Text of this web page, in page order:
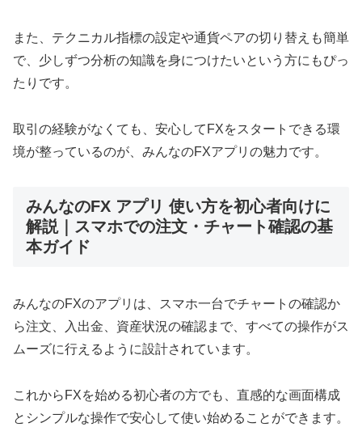
また、テクニカル指標の設定や通貨ペアの切り替えも簡単
で、少しずつ分析の知識を身につけたいという方にもぴっ
たりです。
取引の経験がなくても、安心してFXをスタートできる環
境が整っているのが、みんなのFXアプリの魅力です。
みんなのFX アプリ 使い方を初心者向けに
解説｜スマホでの注文・チャート確認の基
本ガイド
みんなのFXのアプリは、スマホ一台でチャートの確認か
ら注文、入出金、資産状況の確認まで、すべての操作がス
ムーズに行えるように設計されています。
これからFXを始める初心者の方でも、直感的な画面構成
とシンプルな操作で安心して使い始めることができます。